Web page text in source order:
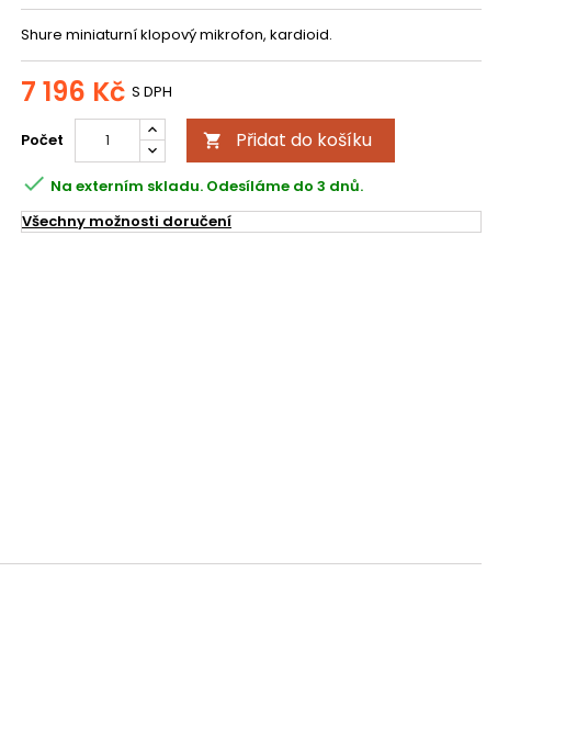
Shure miniaturní klopový mikrofon, kardioid.
7 196 Kč S DPH
Počet  Přidat do košíku
 Na externím skladu. Odesíláme do 3 dnů.
Všechny možnosti doručení